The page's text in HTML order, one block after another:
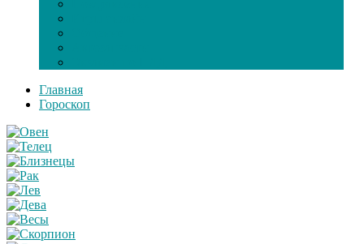
Главная
Гороскоп